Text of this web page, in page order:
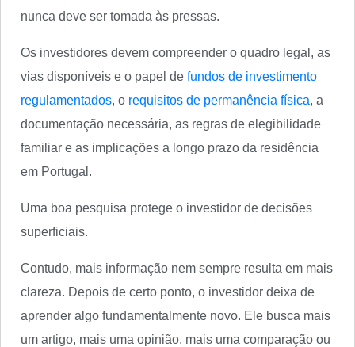
nunca deve ser tomada às pressas.
Os investidores devem compreender o quadro legal, as
vias disponíveis e o papel de fundos de investimento
regulamentados, o requisitos de permanência física, a
documentação necessária, as regras de elegibilidade
familiar e as implicações a longo prazo da residência
em Portugal.
Uma boa pesquisa protege o investidor de decisões
superficiais.
Contudo, mais informação nem sempre resulta em mais
clareza. Depois de certo ponto, o investidor deixa de
aprender algo fundamentalmente novo. Ele busca mais
um artigo, mais uma opinião, mais uma comparação ou